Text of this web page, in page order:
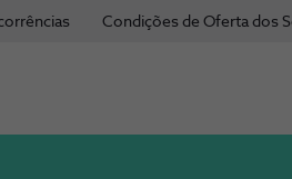
Condições de Oferta dos